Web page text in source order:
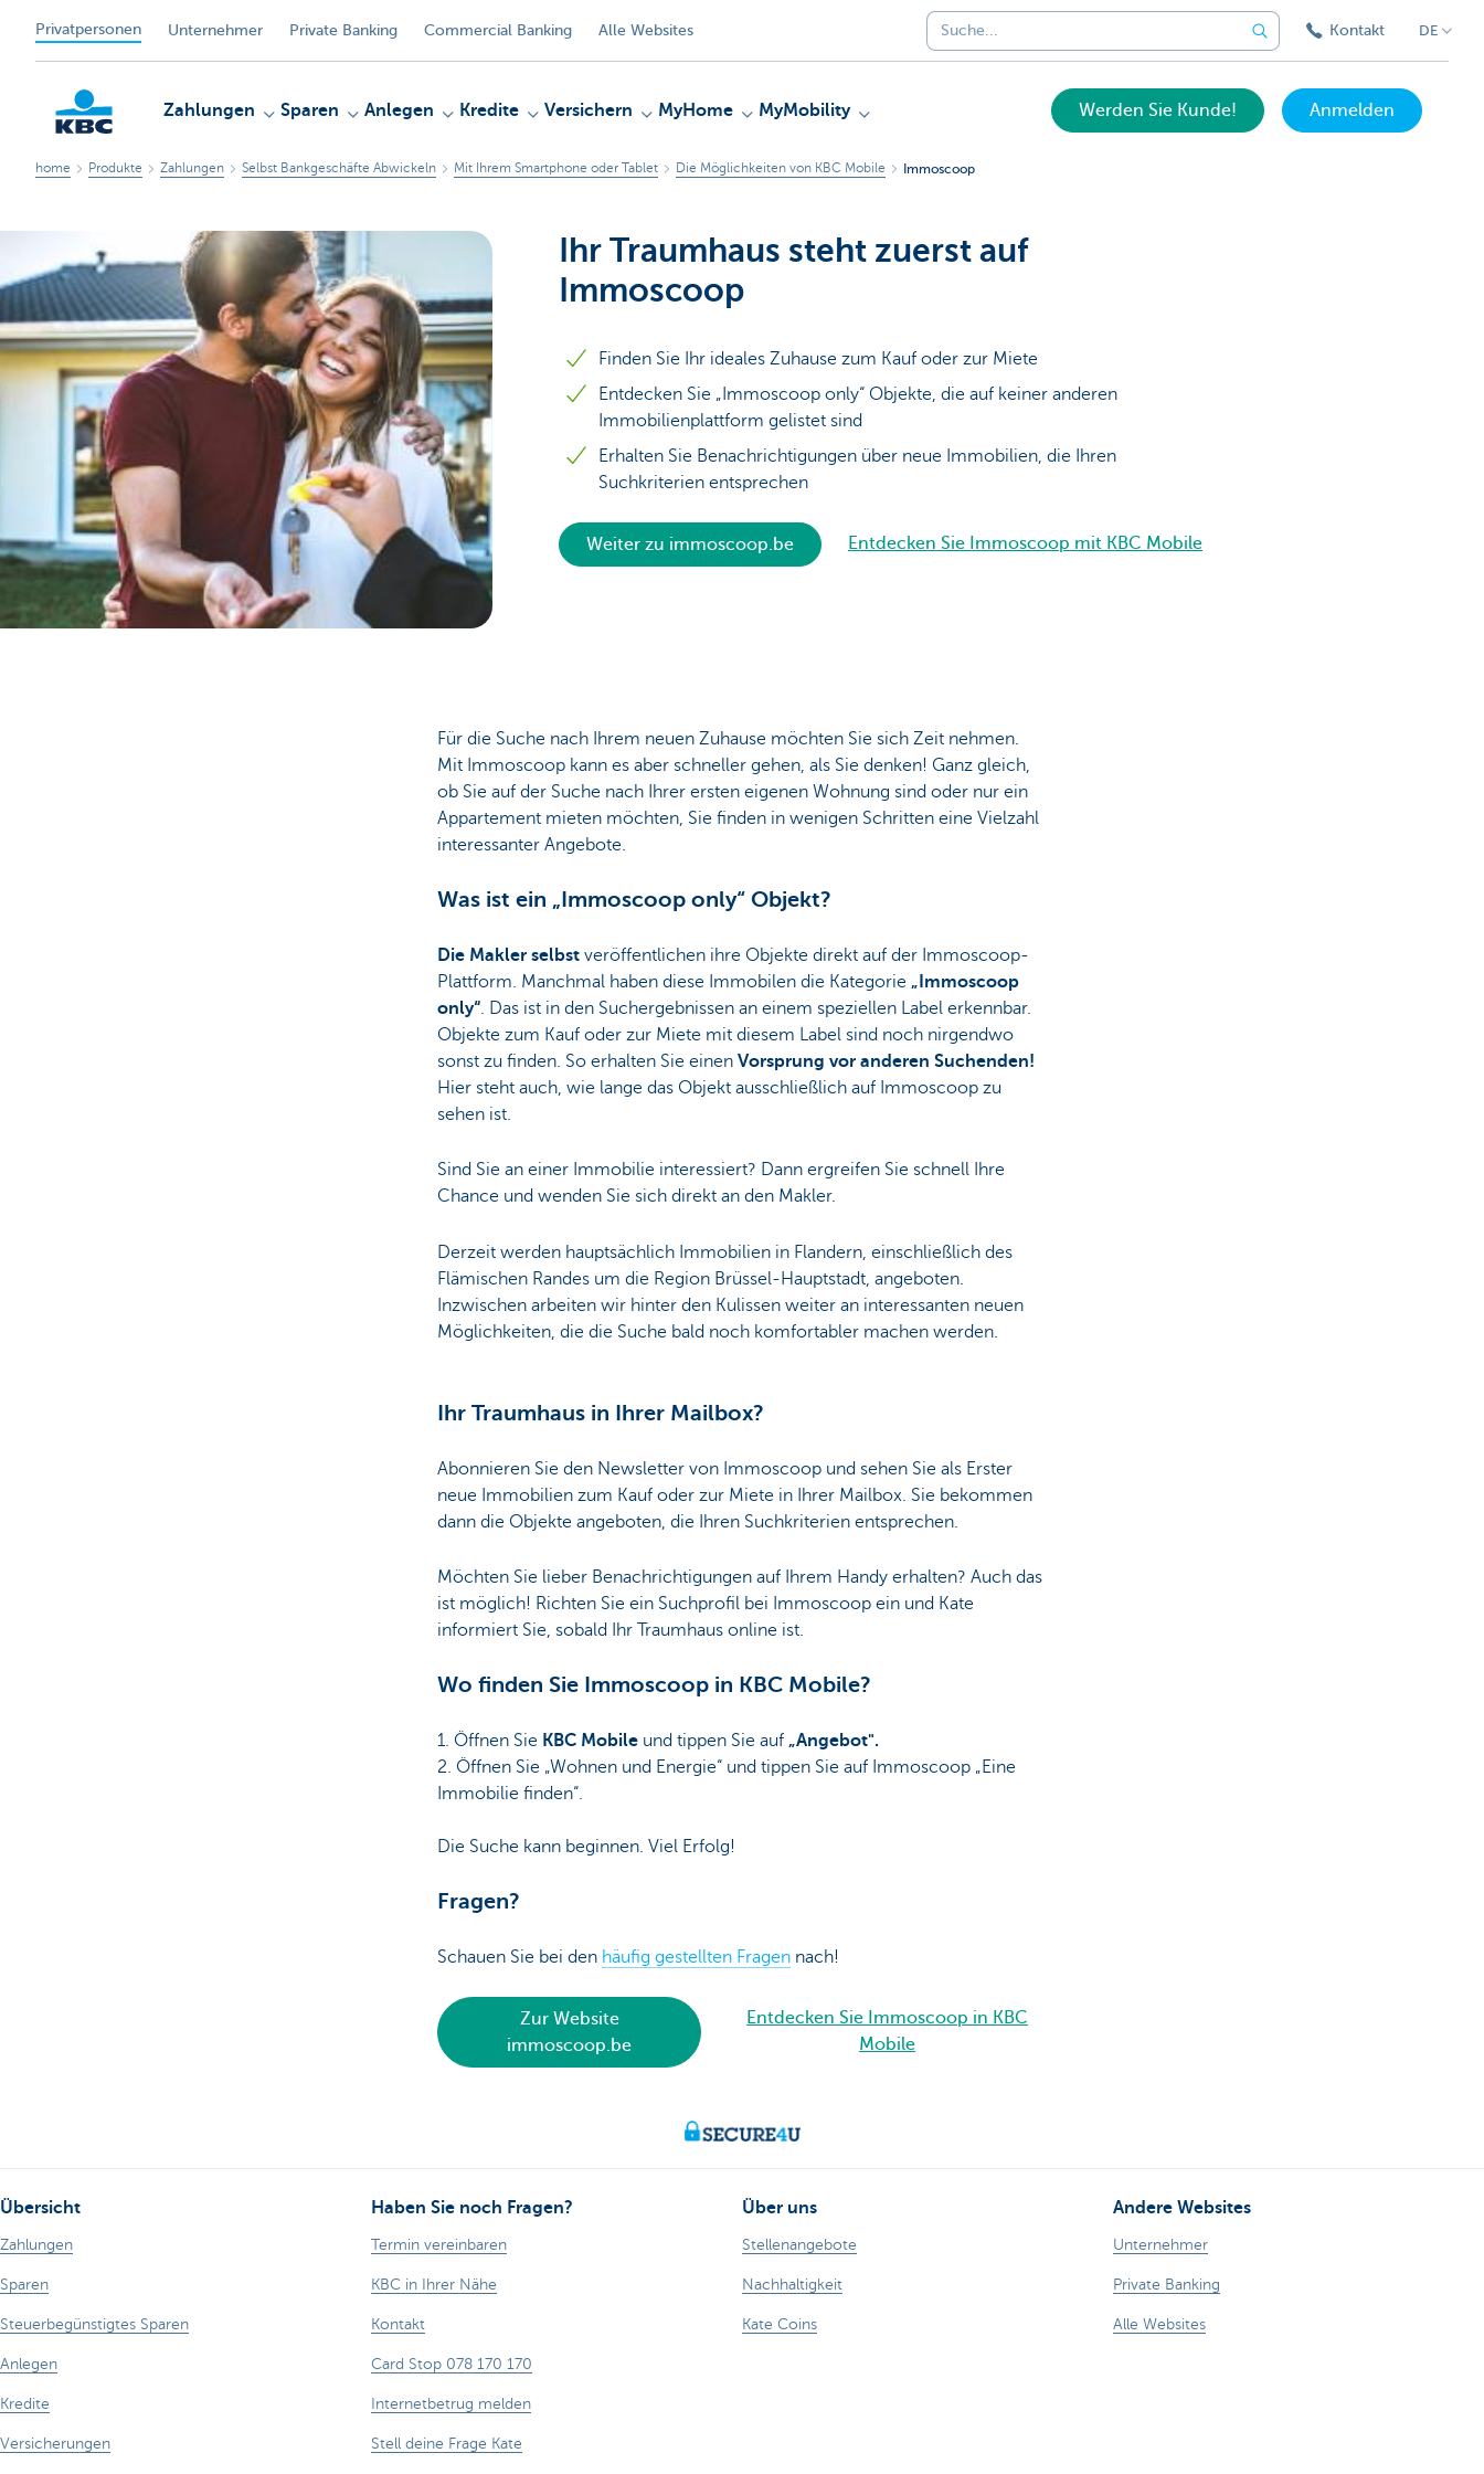
Privatpersonen Unternehmer Private Banking Commercial Banking Alle Websites Kontakt DE
Particulieren
Zahlungen Sparen Anlegen Kredite Versichern MyHome MyMobility Werden Sie Kunde! Anmelden
home Produkte Zahlungen Selbst Bankgeschäfte Abwickeln Mit Ihrem Smartphone oder Tablet Die Möglichkeiten von KBC Mobile Immoscoop
Ihr Traumhaus steht zuerst auf
Immoscoop
Finden Sie Ihr ideales Zuhause zum Kauf oder zur Miete
Entdecken Sie „Immoscoop only“ Objekte, die auf keiner anderen
Immobilienplattform gelistet sind
Erhalten Sie Benachrichtigungen über neue Immobilien, die Ihren
Suchkriterien entsprechen
Weiter zu immoscoop.be Entdecken Sie Immoscoop mit KBC Mobile
Für die Suche nach Ihrem neuen Zuhause möchten Sie sich Zeit nehmen.
Mit Immoscoop kann es aber schneller gehen, als Sie denken! Ganz gleich,
ob Sie auf der Suche nach Ihrer ersten eigenen Wohnung sind oder nur ein
Appartement mieten möchten, Sie finden in wenigen Schritten eine Vielzahl
interessanter Angebote.
Was ist ein „Immoscoop only“ Objekt?
Die Makler selbstveröffentlichen ihre Objekte direkt auf der Immoscoop-
Plattform. Manchmal haben diese Immobilen die Kategorie „Immoscoop
only“. Das ist in den Suchergebnissen an einem speziellen Label erkennbar.
Objekte zum Kauf oder zur Miete mit diesem Label sind noch nirgendwo
sonst zu finden. So erhalten Sie einen Vorsprung vor anderen Suchenden!
Hier steht auch, wie lange das Objekt ausschließlich auf Immoscoop zu
sehen ist.
Sind Sie an einer Immobilie interessiert? Dann ergreifen Sie schnell Ihre
Chance und wenden Sie sich direkt an den Makler.
Derzeit werden hauptsächlich Immobilien in Flandern, einschließlich des
Flämischen Randes um die Region Brüssel-Hauptstadt, angeboten.
Inzwischen arbeiten wir hinter den Kulissen weiter an interessanten neuen
Möglichkeiten, die die Suche bald noch komfortabler machen werden.
Ihr Traumhaus in Ihrer Mailbox?
Abonnieren Sie den Newsletter von Immoscoop und sehen Sie als Erster
neue Immobilien zum Kauf oder zur Miete in Ihrer Mailbox. Sie bekommen
dann die Objekte angeboten, die Ihren Suchkriterien entsprechen.
Möchten Sie lieber Benachrichtigungen auf Ihrem Handy erhalten? Auch das
ist möglich! Richten Sie ein Suchprofil bei Immoscoop ein und Kate
informiert Sie, sobald Ihr Traumhaus online ist.
Wo finden Sie Immoscoop in KBC Mobile?
1. Öffnen Sie KBC Mobileund tippen Sie auf„Angebot".
2. Öffnen Sie „Wohnen und Energie“ und tippen Sie auf Immoscoop „Eine
Immobilie finden“.
Die Suche kann beginnen. Viel Erfolg!
Fragen?
Schauen Sie bei den häufig gestellten Fragennach!
Zur Website
immoscoop.be
Entdecken Sie Immoscoop in KBC
Mobile
Übersicht
Zahlungen
Sparen
Steuerbegünstigtes Sparen
Anlegen
Kredite
Versicherungen
Haben Sie noch Fragen?
Termin vereinbaren
KBC in Ihrer Nähe
Kontakt
Card Stop 078 170 170
Internetbetrug melden
Stell deine Frage Kate
Über uns
Stellenangebote
Nachhaltigkeit
Kate Coins
Andere Websites
Unternehmer
Private Banking
Alle Websites